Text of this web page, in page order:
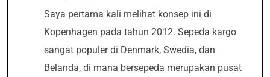
Saya pertama kali melihat konsep ini di
Kopenhagen pada tahun 2012. Sepeda kargo
sangat populer di Denmark, Swedia, dan
Belanda, di mana bersepeda merupakan pusat